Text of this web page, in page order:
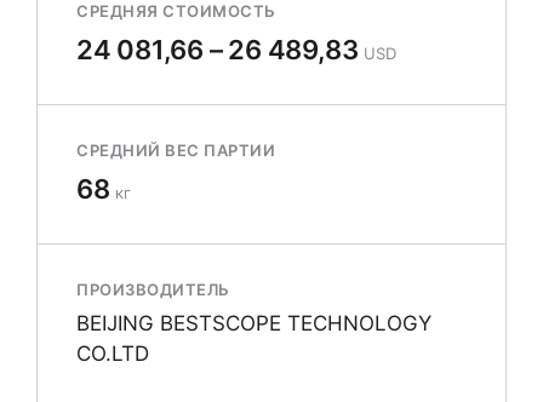
СРЕДНЯЯ СТОИМОСТЬ
24 081,66 – 26 489,83 USD
СРЕДНИЙ ВЕС ПАРТИИ
68 кг
ПРОИЗВОДИТЕЛЬ
BEIJING BESTSCOPE TECHNOLOGY
СО.LTD